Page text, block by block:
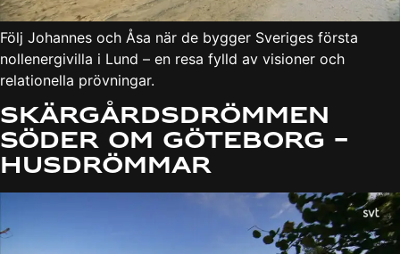
Följ Johannes och Åsa när de bygger Sveriges första
nollenergivilla i Lund – en resa fylld av visioner och
relationella prövningar.
Skärgårdsdrömmen
söder om Göteborg –
Husdrömmar